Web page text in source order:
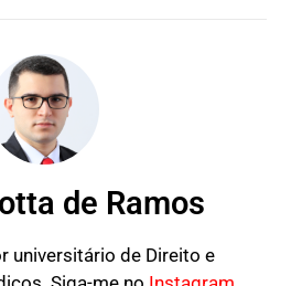
de Ramos
universitário de Direito e